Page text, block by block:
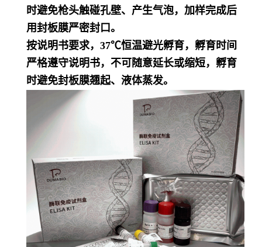
时避免枪头触碰孔壁、产生气泡，加样完成后
用封板膜严密封口。
按说明书要求，37℃恒温避光孵育，孵育时间
严格遵守说明书，不可随意延长或缩短，孵育
时避免封板膜翘起、液体蒸发。